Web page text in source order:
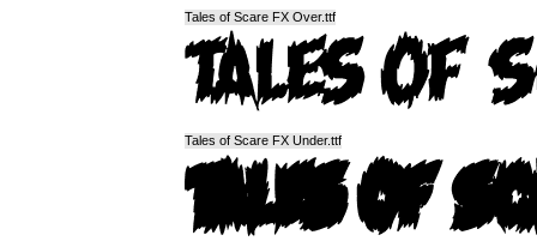
Tales of Scare FX Over.ttf
Tales of Scare FX Under.ttf